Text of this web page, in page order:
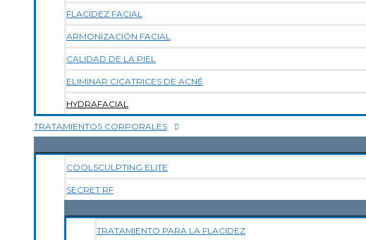
FLACIDEZ FACIAL
ARMONIZACIÓN FACIAL
CALIDAD DE LA PIEL
ELIMINAR CICATRICES DE ACNÉ
HYDRAFACIAL
TRATAMIENTOS CORPORALES
COOLSCULPTING ELITE
SECRET RF
TRATAMIENTO PARA LA FLACIDEZ